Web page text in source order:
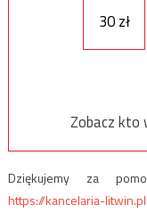
30 zł
Zobacz kto
Dziękujemy za
https://kancelaria-litwin.pl